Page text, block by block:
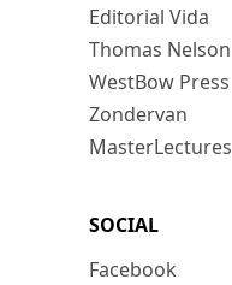
Editorial Vida
Thomas Nelson
WestBow Press
Zondervan
MasterLectures
SOCIAL
Facebook